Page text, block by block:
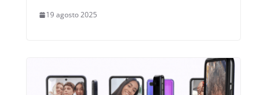
19 agosto 2025